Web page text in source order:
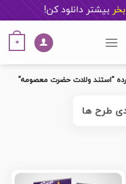
بیشتر دانلود کن!
0
“استند ولادت حضرت معصومه”
طرح ها